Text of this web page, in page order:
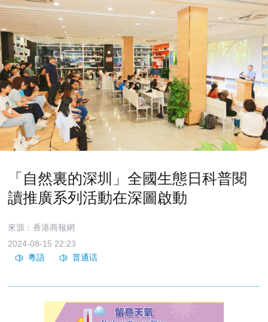
「自然裏的深圳」全國生態日科普閱
讀推廣系列活動在深圖啟動
來源：香港商報網
2024-08-15 22:23